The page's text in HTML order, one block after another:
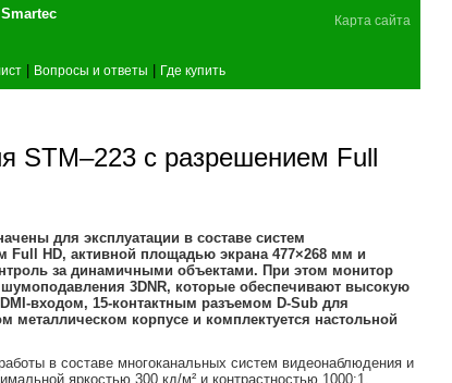
оборудования Smartec Карта сайта
Вопросы и ответы Где купить
STM–223 с разрешением Full
для эксплуатации в составе систем
Full
HD, активной площадью экрана 477×268 мм и
за динамичными объектами. При этом монитор
шумоподавления 3DNR, которые обеспечивают высокую
входом, 15-контактным разъемом D-Sub для
корпусе и комплектуется настольной
в составе многоканальных систем видеонаблюдения и
яркостью 300 кд/м² и контрастностью 1000:1.